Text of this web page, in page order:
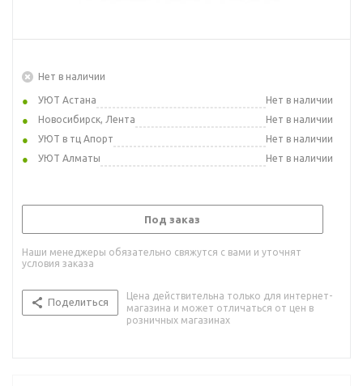
Нет в наличии
УЮТ Астана
Нет в наличии
Новосибирск, Лента
Нет в наличии
УЮТ в тц Апорт
Нет в наличии
УЮТ Алматы
Нет в наличии
Под заказ
Наши менеджеры обязательно свяжутся с вами и уточнят
условия заказа
Поделиться
Цена действительна только для интернет-
магазина и может отличаться от цен в
розничных магазинах